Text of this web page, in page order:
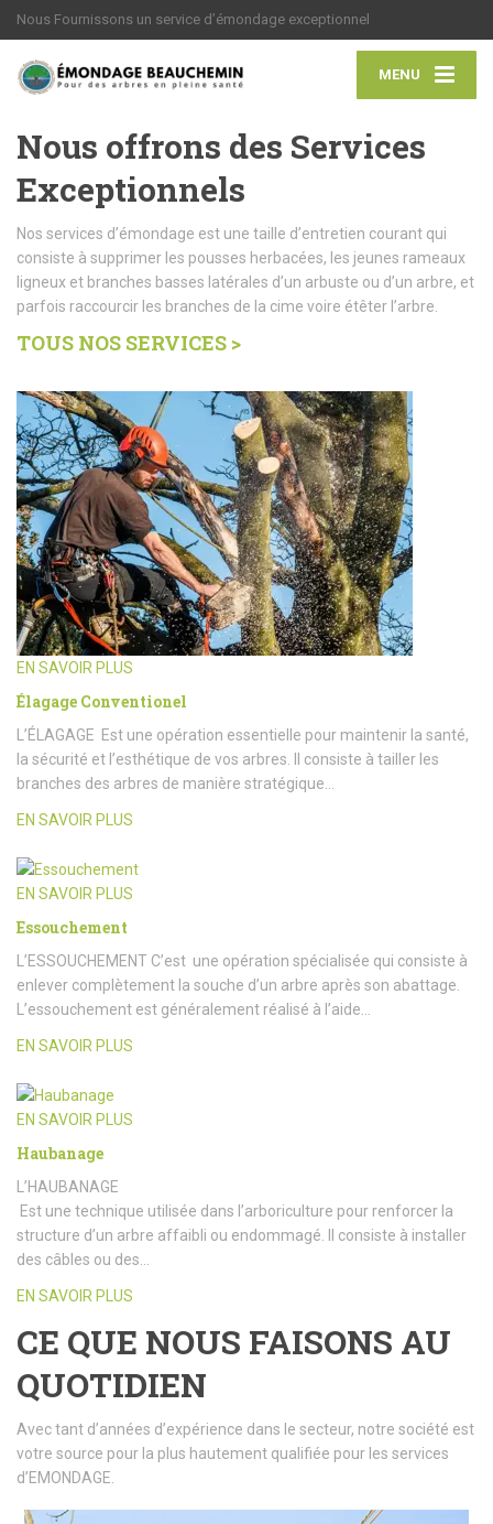
Nous Fournissons un service d’émondage exceptionnel
MENU
Nous offrons des Services
Exceptionnels
Nos services d’émondage est une taille d’entretien courant qui
consiste à supprimer les pousses herbacées, les jeunes rameaux
ligneux et branches basses latérales d’un arbuste ou d’un arbre, et
parfois raccourcir les branches de la cime voire étêter l’arbre.
TOUS NOS SERVICES >
EN SAVOIR PLUS
Élagage Conventionel
L’ÉLAGAGE Est une opération essentielle pour maintenir la santé,
la sécurité et l’esthétique de vos arbres. Il consiste à tailler les
branches des arbres de manière stratégique…
EN SAVOIR PLUS
EN SAVOIR PLUS
Essouchement
L’ESSOUCHEMENT C’est une opération spécialisée qui consiste à
enlever complètement la souche d’un arbre après son abattage.
L’essouchement est généralement réalisé à l’aide…
EN SAVOIR PLUS
EN SAVOIR PLUS
Haubanage
L’HAUBANAGE
Est une technique utilisée dans l’arboriculture pour renforcer la
structure d’un arbre affaibli ou endommagé. Il consiste à installer
des câbles ou des…
EN SAVOIR PLUS
CE QUE NOUS FAISONS AU
QUOTIDIEN
Avec tant d’années d’expérience dans le secteur, notre société est
votre source pour la plus hautement qualifiée pour les services
d’EMONDAGE.